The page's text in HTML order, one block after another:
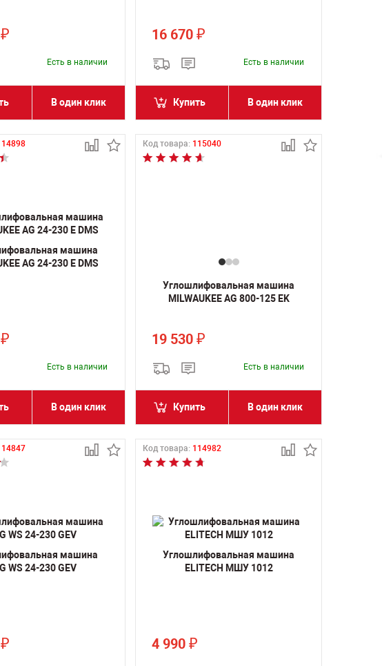
₽
Есть в наличии
В один клик
16 670₽
Есть в наличии
Купить В один клик
машина
AG 24-230 E DMS
₽
Есть в наличии
В один клик
Код товара: 115040
Углошлифовальная машина
MILWAUKEE AG 800-125 EK
19 530₽
Есть в наличии
Купить В один клик
машина
WS 24-230 GEV
₽
Код товара: 114982
Углошлифовальная машина
ELITECH МШУ 1012
4 990₽